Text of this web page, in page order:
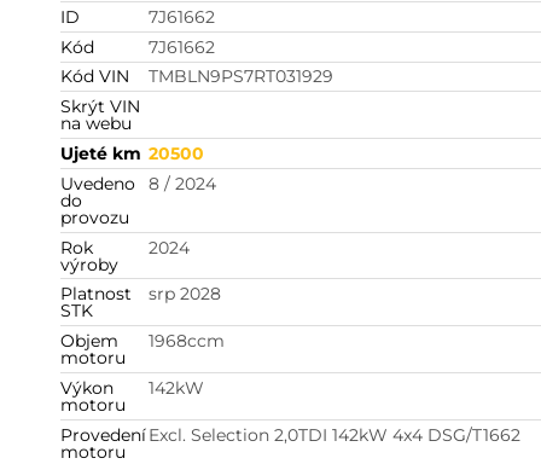
ID
7J61662
Kód
7J61662
Kód VIN
TMBLN9PS7RT031929
Skrýt VIN
na webu
Ujeté km 20500
Uvedeno
do
provozu
8 / 2024
Rok
výroby
2024
Platnost
STK
srp 2028
Objem
motoru
1968ccm
Výkon
motoru
142kW
Provedení
motoru
Excl. Selection 2,0TDI 142kW 4x4 DSG/T1662